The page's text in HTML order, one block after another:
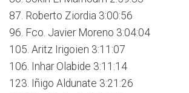
87. Roberto Ziordia 3:00:56
96. Fco. Javier Moreno 3:04:04
105. Aritz Irigoien 3:11:07
106. Inhar Olabide 3:11:14
123. Iñigo Aldunate 3:21:26